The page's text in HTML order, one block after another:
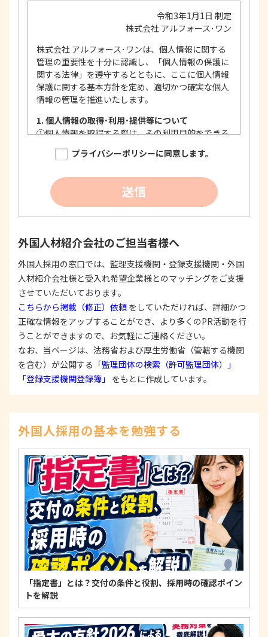
令和3年1月1日 制定
株式会社 アルフォース･ワン
株式会社 アルフォース･ワンは、個人情報に関する
管理の重要性を十分に認識し、「個人情報の保護に
関する法律」を遵守するとともに、ここに個人情報
保護に関する基本方針を定め、適切かつ確実な個人
情報の管理を推進いたします。
1. 個人情報の取得･利用･提供等について
①個人情報を取得する際は、その利用目的をできる
限り明確に特定し、その目的達成に必要な限度に
おいて適法かつ公正な手段を用い、同意を得て取
個人情報を利用する際は、本人に明示、通知、ま
たは公表した利用目的の範囲内に限定し、それに
反する目的外利用を行なわないための措置を講じ
する際は、本人が同意を与えた利用目的の範囲内
で、適法にこれを行います。
2. 安全対策の実施について
個人情報の正確性およびその利用の安全性を確保す
るため、情報セキュリティ対策を始めとする安全措
置を構築し、個人情報への不正アクセス、個人情報
の漏洩、滅失または毀損等の的確な防止とセキュリ
ティの是正に努めます。
3. 苦情および相談等に対する適正な対応について
本人からの苦情および相談があった場合には、適切
示、訂正、削除、または利用もしくは提供の停止等
を求められたときは、適法かつ遅滞なく応じます。
4. 法令・指針・規範の遵守について
適正な個人情報保護の実現のため、個人情報の取扱
いに関する法令、国が定める指針およびその他の規
範を遵守します。
個人情報に関するお問い合わせ窓口
〒125-0061東京都葛飾区亀有3-21-11 藍ビル202
TEL：0120-550-580
株式会社 アルフォース･ワン 個人情報保護担当
プライバシーポリシーに同意します。
送信
外国人材紹介会社のご担当者様へ
外国人採用の窓口では、監理支援機関・登録支援機関・外国
人材紹介会社様と受入れ希望企業様とのマッチングをご支援
させていただいております。
こちらから掲載（修正）依頼 をしていただければ、詳細かつ
正確な情報をアップすることができ、より多くのPR活動を行
うことができますので、お気軽にご連絡ください。
なお、当ページは、法務省および厚生労働省（管轄する機関
を含む）が公開する 「監理団体の検索（許可監理団体）」
「登録支援機関登録簿」
をもとに作成しています。
外国人採用の基本を勉強する
「指定書」とは？交付の条件と役割、採用時の確認ポイン
トを解説